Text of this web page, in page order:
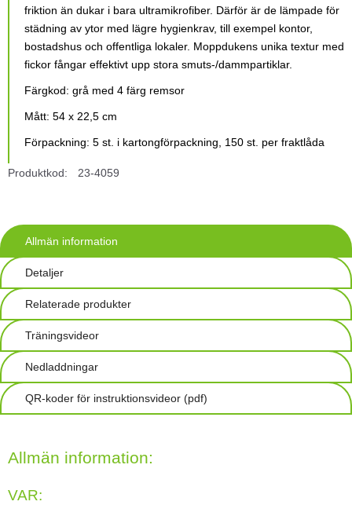
friktion än dukar i bara ultramikrofiber. Därför är de lämpade för
städning av ytor med lägre hygienkrav, till exempel kontor,
bostadshus och offentliga lokaler. Moppdukens unika textur med
fickor fångar effektivt upp stora smuts-/dammpartiklar.
Färgkod: grå med 4 färg remsor
Mått: 54 x 22,5 cm
Förpackning: 5 st. i kartongförpackning, 150 st. per fraktlåda
Produktkod: 23-4059
Allmän information
Detaljer
Relaterade produkter
Träningsvideor
Nedladdningar
QR-koder för instruktionsvideor (pdf)
Allmän information:
VAR: